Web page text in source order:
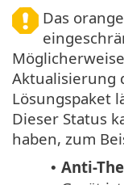
Das
Aktualisierung
Lösungspaket
Dieser Status
haben, zum
• Anti-